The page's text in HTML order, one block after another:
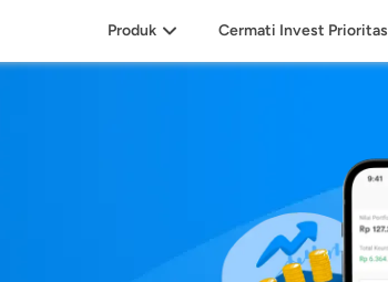
Produk Cermati Invest Prioritas